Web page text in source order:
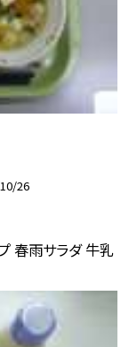
26
春雨サラダ 牛乳